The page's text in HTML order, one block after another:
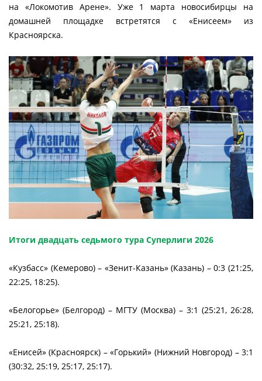
на «Локомотив Арене». Уже 1 марта новосибирцы на
домашней площадке встретятся с «Енисеем» из
Красноярска.
Итоги двадцать седьмого тура Суперлиги 2026
«Кузбасс» (Кемерово) – «Зенит-Казань» (Казань) – 0:3 (21:25,
22:25, 18:25).
«Белогорье» (Белгород) – МГТУ (Москва) – 3:1 (25:21, 26:28,
25:21, 25:18).
«Енисей» (Красноярск) – «Горький» (Нижний Новгород) – 3:1
(30:32, 25:19, 25:17, 25:17).